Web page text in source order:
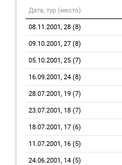
Дата, тур (место)
08.11.2001, 28 (8)
09.10.2001, 27 (8)
05.10.2001, 25 (7)
16.09.2001, 24 (8)
28.07.2001, 19 (7)
23.07.2001, 18 (7)
18.07.2001, 17 (6)
11.07.2001, 16 (5)
24.06.2001, 14 (5)